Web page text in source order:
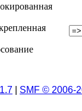
SMF © 2006-